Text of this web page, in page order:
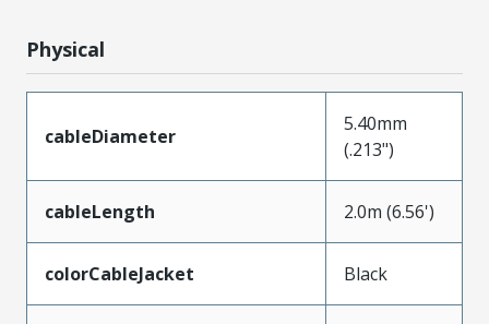
Physical
cableDiameter
5.40mm
(.213")
cableLength 2.0m (6.56')
colorCableJacket Black